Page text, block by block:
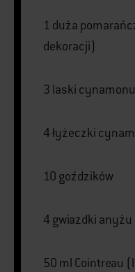
1 duża
dekoracji)
3 laski cynamonu
4 łyżeczki
10 goździków
4 gwiazdki anyżu
50 ml Cointreau